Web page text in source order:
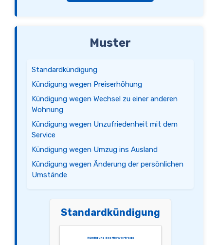
Muster
Standardkündigung
Kündigung wegen Preiserhöhung
Kündigung wegen Wechsel zu einer anderen
Wohnung
Kündigung wegen Unzufriedenheit mit dem
Service
Kündigung wegen Umzug ins Ausland
Kündigung wegen Änderung der persönlichen
Umstände
Standardkündigung
Kündigung des Mietvertrags